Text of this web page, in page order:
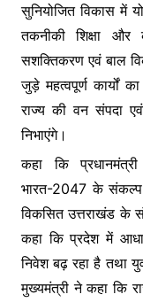
सुनियोजित विकास में
तकनीकी शिक्षा
सशक्तिकरण एवं बाल
जुड़े महत्वपूर्ण कार्यों
राज्य की वन संपदा
निभाएंगे।
कहा कि
भारत-2047 के
विकसित उत्तराखंड के
कहा कि प्रदेश में
निवेश बढ़ रहा है तथा
मुख्यमंत्री ने कहा कि